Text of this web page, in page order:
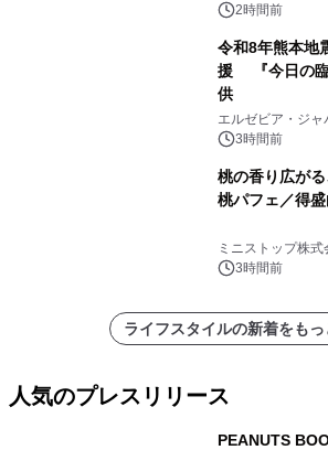
2時間前
令和8年熊本地
援 『今日の臨
供
エルゼビア・ジャ
3時間前
桃の香り広が
桃パフェ／得
ミニストップ株式
3時間前
ライフスタイルの新着をもっ
人気のプレスリリース
PEANUTS